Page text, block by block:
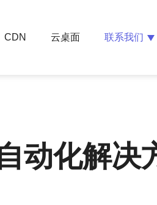
CDN 云桌面 联系我们
动化解决